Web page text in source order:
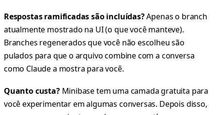
Respostas ramificadas são incluídas?Apenas o branch
atualmente mostrado na UI (o que você manteve).
Branches regenerados que você não escolheu são
pulados para que o arquivo combine com a conversa
como Claude a mostra para você.
Quanto custa?Minibase tem uma camada gratuita para
você experimentar em algumas conversas. Depois disso,